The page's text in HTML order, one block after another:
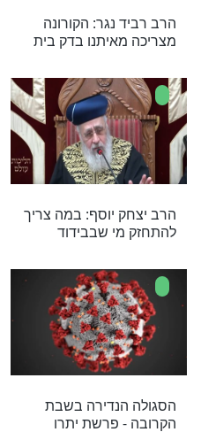
יגאל כהן לימי